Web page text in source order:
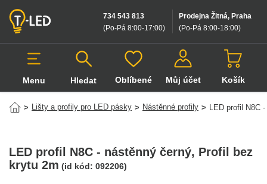
Prodejna Žitná, Praha
(Po-Pá 8:00-18:00)
734 543 813
(Po-Pá 8:00-17:00)
Menu Hledat
Hledat v produktech
Oblíbené Můj účet Košík
> Lišty a profily pro LED pásky > Nástěnné profily > LED profil N8C
LED profil N8C - nástěnný černý, Profil bez
krytu 2m (id kód: 092206)